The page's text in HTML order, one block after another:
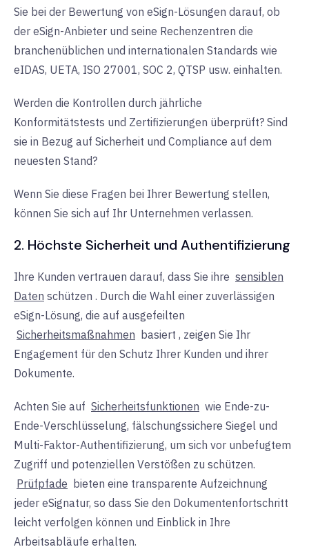
Sie bei der Bewertung von eSign-Lösungen darauf, ob
der eSign-Anbieter und seine Rechenzentren die
branchenüblichen und internationalen Standards wie
eIDAS, UETA, ISO 27001, SOC 2, QTSP usw. einhalten.
Werden die Kontrollen durch jährliche
Konformitätstests und Zertifizierungen überprüft? Sind
sie in Bezug auf Sicherheit und Compliance auf dem
neuesten Stand?
Wenn Sie diese Fragen bei Ihrer Bewertung stellen,
können Sie sich auf Ihr Unternehmen verlassen.
2. Höchste Sicherheit und Authentifizierung
Ihre Kunden vertrauen darauf, dass Sie ihre sensiblen
Daten schützen . Durch die Wahl einer zuverlässigen
eSign-Lösung, die auf ausgefeilten
Sicherheitsmaßnahmen basiert , zeigen Sie Ihr
Engagement für den Schutz Ihrer Kunden und ihrer
Dokumente.
Achten Sie auf Sicherheitsfunktionen wie Ende-zu-
Ende-Verschlüsselung, fälschungssichere Siegel und
Multi-Faktor-Authentifizierung, um sich vor unbefugtem
Zugriff und potenziellen Verstößen zu schützen.
Prüfpfade bieten eine transparente Aufzeichnung
jeder eSignatur, so dass Sie den Dokumentenfortschritt
leicht verfolgen können und Einblick in Ihre
Arbeitsabläufe erhalten.